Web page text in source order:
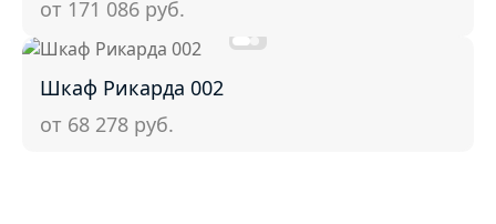
от 171 086 руб.
Шкаф Рикарда 002
от 68 278 руб.